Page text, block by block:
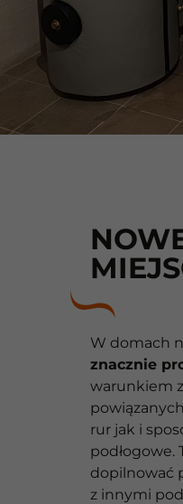
W domach
znacznie
warunkiem
rur jak i
dopilnować
z innymi